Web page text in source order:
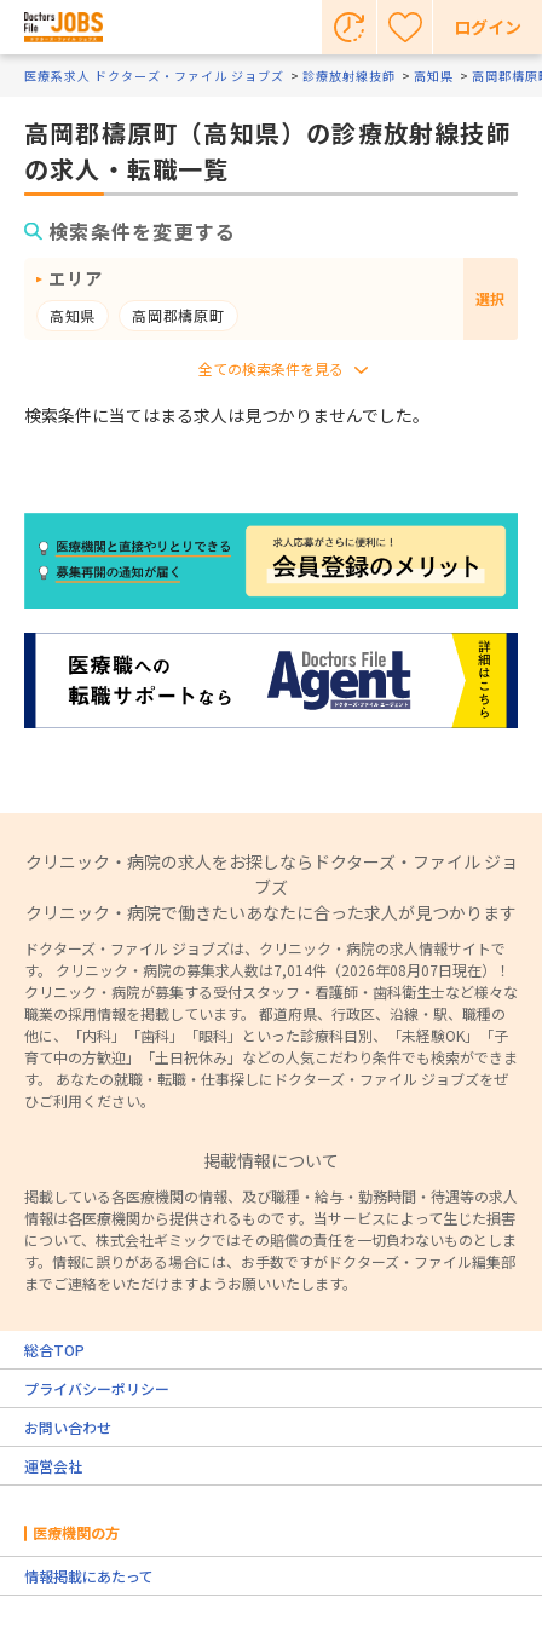
ログイン
医療系求人 ドクターズ・ファイル ジョブズ 診療放射線技師 高知県 高岡郡檮原
高岡郡檮原町（高知県）の診療放射線技師
の求人・転職一覧
検索条件を変更する
エリア
高知県 高岡郡檮原町
選択
検索条件に当てはまる求人は見つかりませんでした。
クリニック・病院の求人をお探しならドクターズ・ファイル ジョ
ブズ
クリニック・病院で働きたいあなたに合った求人が見つかります
ドクターズ・ファイル ジョブズは、クリニック・病院の求人情報サイトで
す。 クリニック・病院の募集求人数は7,014件（2026年08月07日現在）！
クリニック・病院が募集する受付スタッフ・看護師・歯科衛生士など様々な
職業の採用情報を掲載しています。 都道府県、行政区、沿線・駅、職種の
他に、「内科」「歯科」「眼科」といった診療科目別、「未経験OK」「子
育て中の方歓迎」「土日祝休み」などの人気こだわり条件でも検索ができま
す。 あなたの就職・転職・仕事探しにドクターズ・ファイル ジョブズをぜ
ひご利用ください。
掲載情報について
掲載している各医療機関の情報、及び職種・給与・勤務時間・待遇等の求人
情報は各医療機関から提供されるものです。当サービスによって生じた損害
について、株式会社ギミックではその賠償の責任を一切負わないものとしま
す。情報に誤りがある場合には、お手数ですがドクターズ・ファイル編集部
までご連絡をいただけますようお願いいたします。
総合TOP
プライバシーポリシー
お問い合わせ
運営会社
医療機関の方
情報掲載にあたって